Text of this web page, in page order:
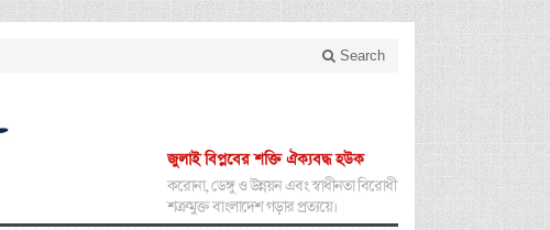
Search
জুলাই বিপ্লবের শক্তি ঐক্যবদ্ধ হউক
করোনা, ডেঙ্গু ও উন্নয়ন এবং স্বাধীনতা বিরোধী
শত্রুমুক্ত বাংলাদেশ গড়ার প্রত্যয়ে।